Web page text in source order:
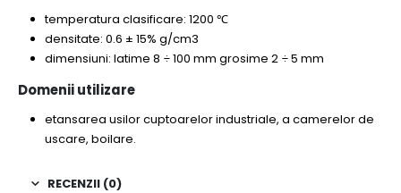
temperatura clasificare: 1200 ℃
densitate: 0.6 ± 15% g/cm3
dimensiuni: latime 8 ÷ 100 mm grosime 2 ÷ 5 mm
Domenii utilizare
etansarea usilor cuptoarelor industriale, a camerelor de
uscare, boilare.
RECENZII (0)